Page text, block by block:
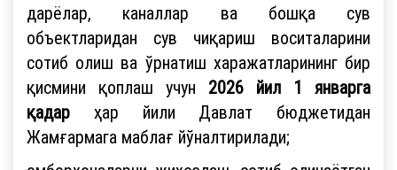
дарёлар, каналлар ва бошқа сув
объектларидан сув чиқариш воситаларини
сотиб олиш ва ўрнатиш харажатларининг бир
қисмини қоплаш учун 2026 йил 1 январга
қадар ҳар йили Давлат бюджетидан
Жамғармага маблағ йўналтирилади;